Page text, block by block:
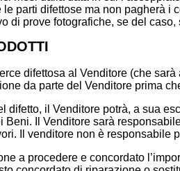
parti difettose ma non pagherà
di prove fotografiche, se del
difettosa al Venditore (che
da parte del Venditore prima
difetto, il Venditore potrà, a sua
Il Venditore sarà
Il venditore non è
a procedere e concordato